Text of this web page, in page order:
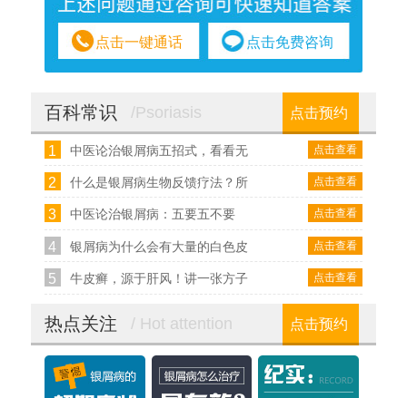
点击一键通话 点击免费咨询
百科常识 /Psoriasis 点击预约
1 点击查看
中医论治银屑病五招式，看看无
2 点击查看
什么是银屑病生物反馈疗法？所
3 点击查看
中医论治银屑病：五要五不要
4 点击查看
银屑病为什么会有大量的白色皮
5 点击查看
牛皮癣，源于肝风！讲一张方子
热点关注 / Hot attention 点击预约